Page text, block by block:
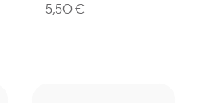
5,50 €